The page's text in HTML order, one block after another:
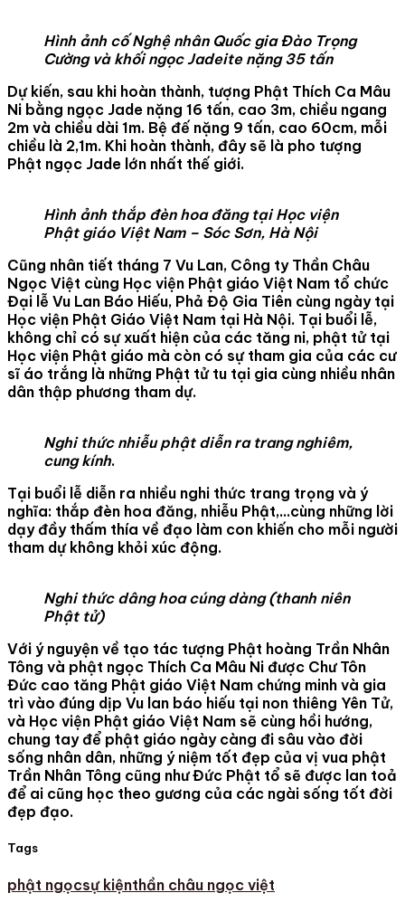
Hình ảnh cố Nghệ nhân Quốc gia Đào Trọng
Cường và khối ngọc Jadeite nặng 35 tấn
Dự kiến, sau khi hoàn thành, tượng Phật Thích Ca Mâu
Ni bằng ngọc Jade nặng 16 tấn, cao 3m, chiều ngang
2m và chiều dài 1m. Bệ đế nặng 9 tấn, cao 60cm, mỗi
chiều là 2,1m. Khi hoàn thành, đây sẽ là pho tượng
Phật ngọc Jade lớn nhất thế giới.
Hình ảnh thắp đèn hoa đăng tại Học viện
Phật giáo Việt Nam – Sóc Sơn, Hà Nội
Cũng nhân tiết tháng 7 Vu Lan, Công ty Thần Châu
Ngọc Việt cùng Học viện Phật giáo Việt Nam tổ chức
Đại lễ Vu Lan Báo Hiếu, Phả Độ Gia Tiên cùng ngày tại
Học viện Phật Giáo Việt Nam tại Hà Nội. Tại buổi lễ,
không chỉ có sự xuất hiện của các tăng ni, phật tử tại
Học viện Phật giáo mà còn có sự tham gia của các cư
sĩ áo trắng là những Phật tử tu tại gia cùng nhiều nhân
dân thập phương tham dự.
Nghi thức nhiễu phật diễn ra trang nghiêm,
cung kính.
Tại buổi lễ diễn ra nhiều nghi thức trang trọng và ý
nghĩa: thắp đèn hoa đăng, nhiễu Phật,…cùng những lời
dạy đầy thấm thía về đạo làm con khiến cho mỗi người
tham dự không khỏi xúc động.
Nghi thức dâng hoa cúng dàng (thanh niên
Phật tử)
Với ý nguyện về tạo tác tượng Phật hoàng Trần Nhân
Tông và phật ngọc Thích Ca Mâu Ni được Chư Tôn
Đức cao tăng Phật giáo Việt Nam chứng minh và gia
trì vào đúng dịp Vu lan báo hiếu tại non thiêng Yên Tử,
và Học viện Phật giáo Việt Nam sẽ cùng hồi hướng,
chung tay để phật giáo ngày càng đi sâu vào đời
sống nhân dân, những ý niệm tốt đẹp của vị vua phật
Trần Nhân Tông cũng như Đức Phật tổ sẽ được lan toả
để ai cũng học theo gương của các ngài sống tốt đời
đẹp đạo.
Tags
phật ngọcsự kiệnthần châu ngọc việt